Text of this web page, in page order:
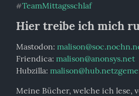
#TeamMittagsschlaf
Hier treibe ich mich
Mastodon:
Friendica: malison@anonsys.net
Hubzilla:
Meine Bücher, welche ich lese,